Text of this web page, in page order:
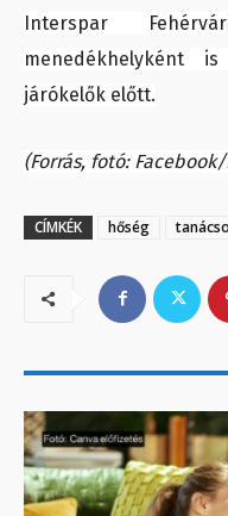
Interspar
menedékhelyként
járókelők előtt.
(Forrás, fotó:
CÍMKÉK hőség